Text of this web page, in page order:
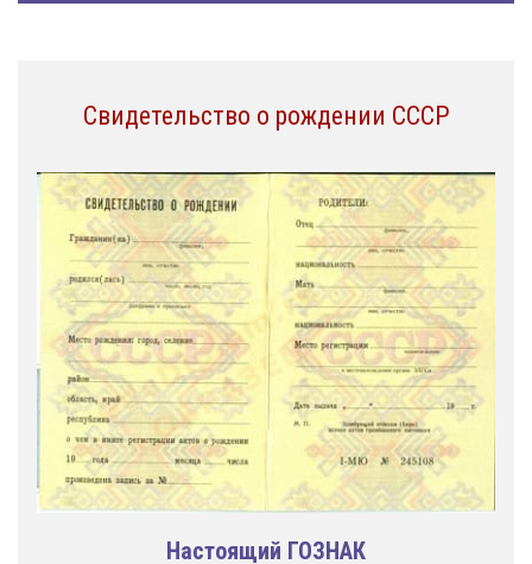
Свидетельство о рождении СССР
Настоящий ГОЗНАК